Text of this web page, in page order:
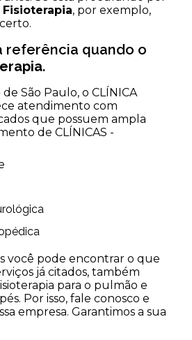
Fisioterapia, por exemplo,
referência quando o
.
São Paulo, o CLÍNICA
atendimento com
que possuem ampla
de CLÍNICAS -
você pode encontrar o que
já citados, também
para o pulmão e
Por isso, fale conosco e
empresa. Garantimos a sua